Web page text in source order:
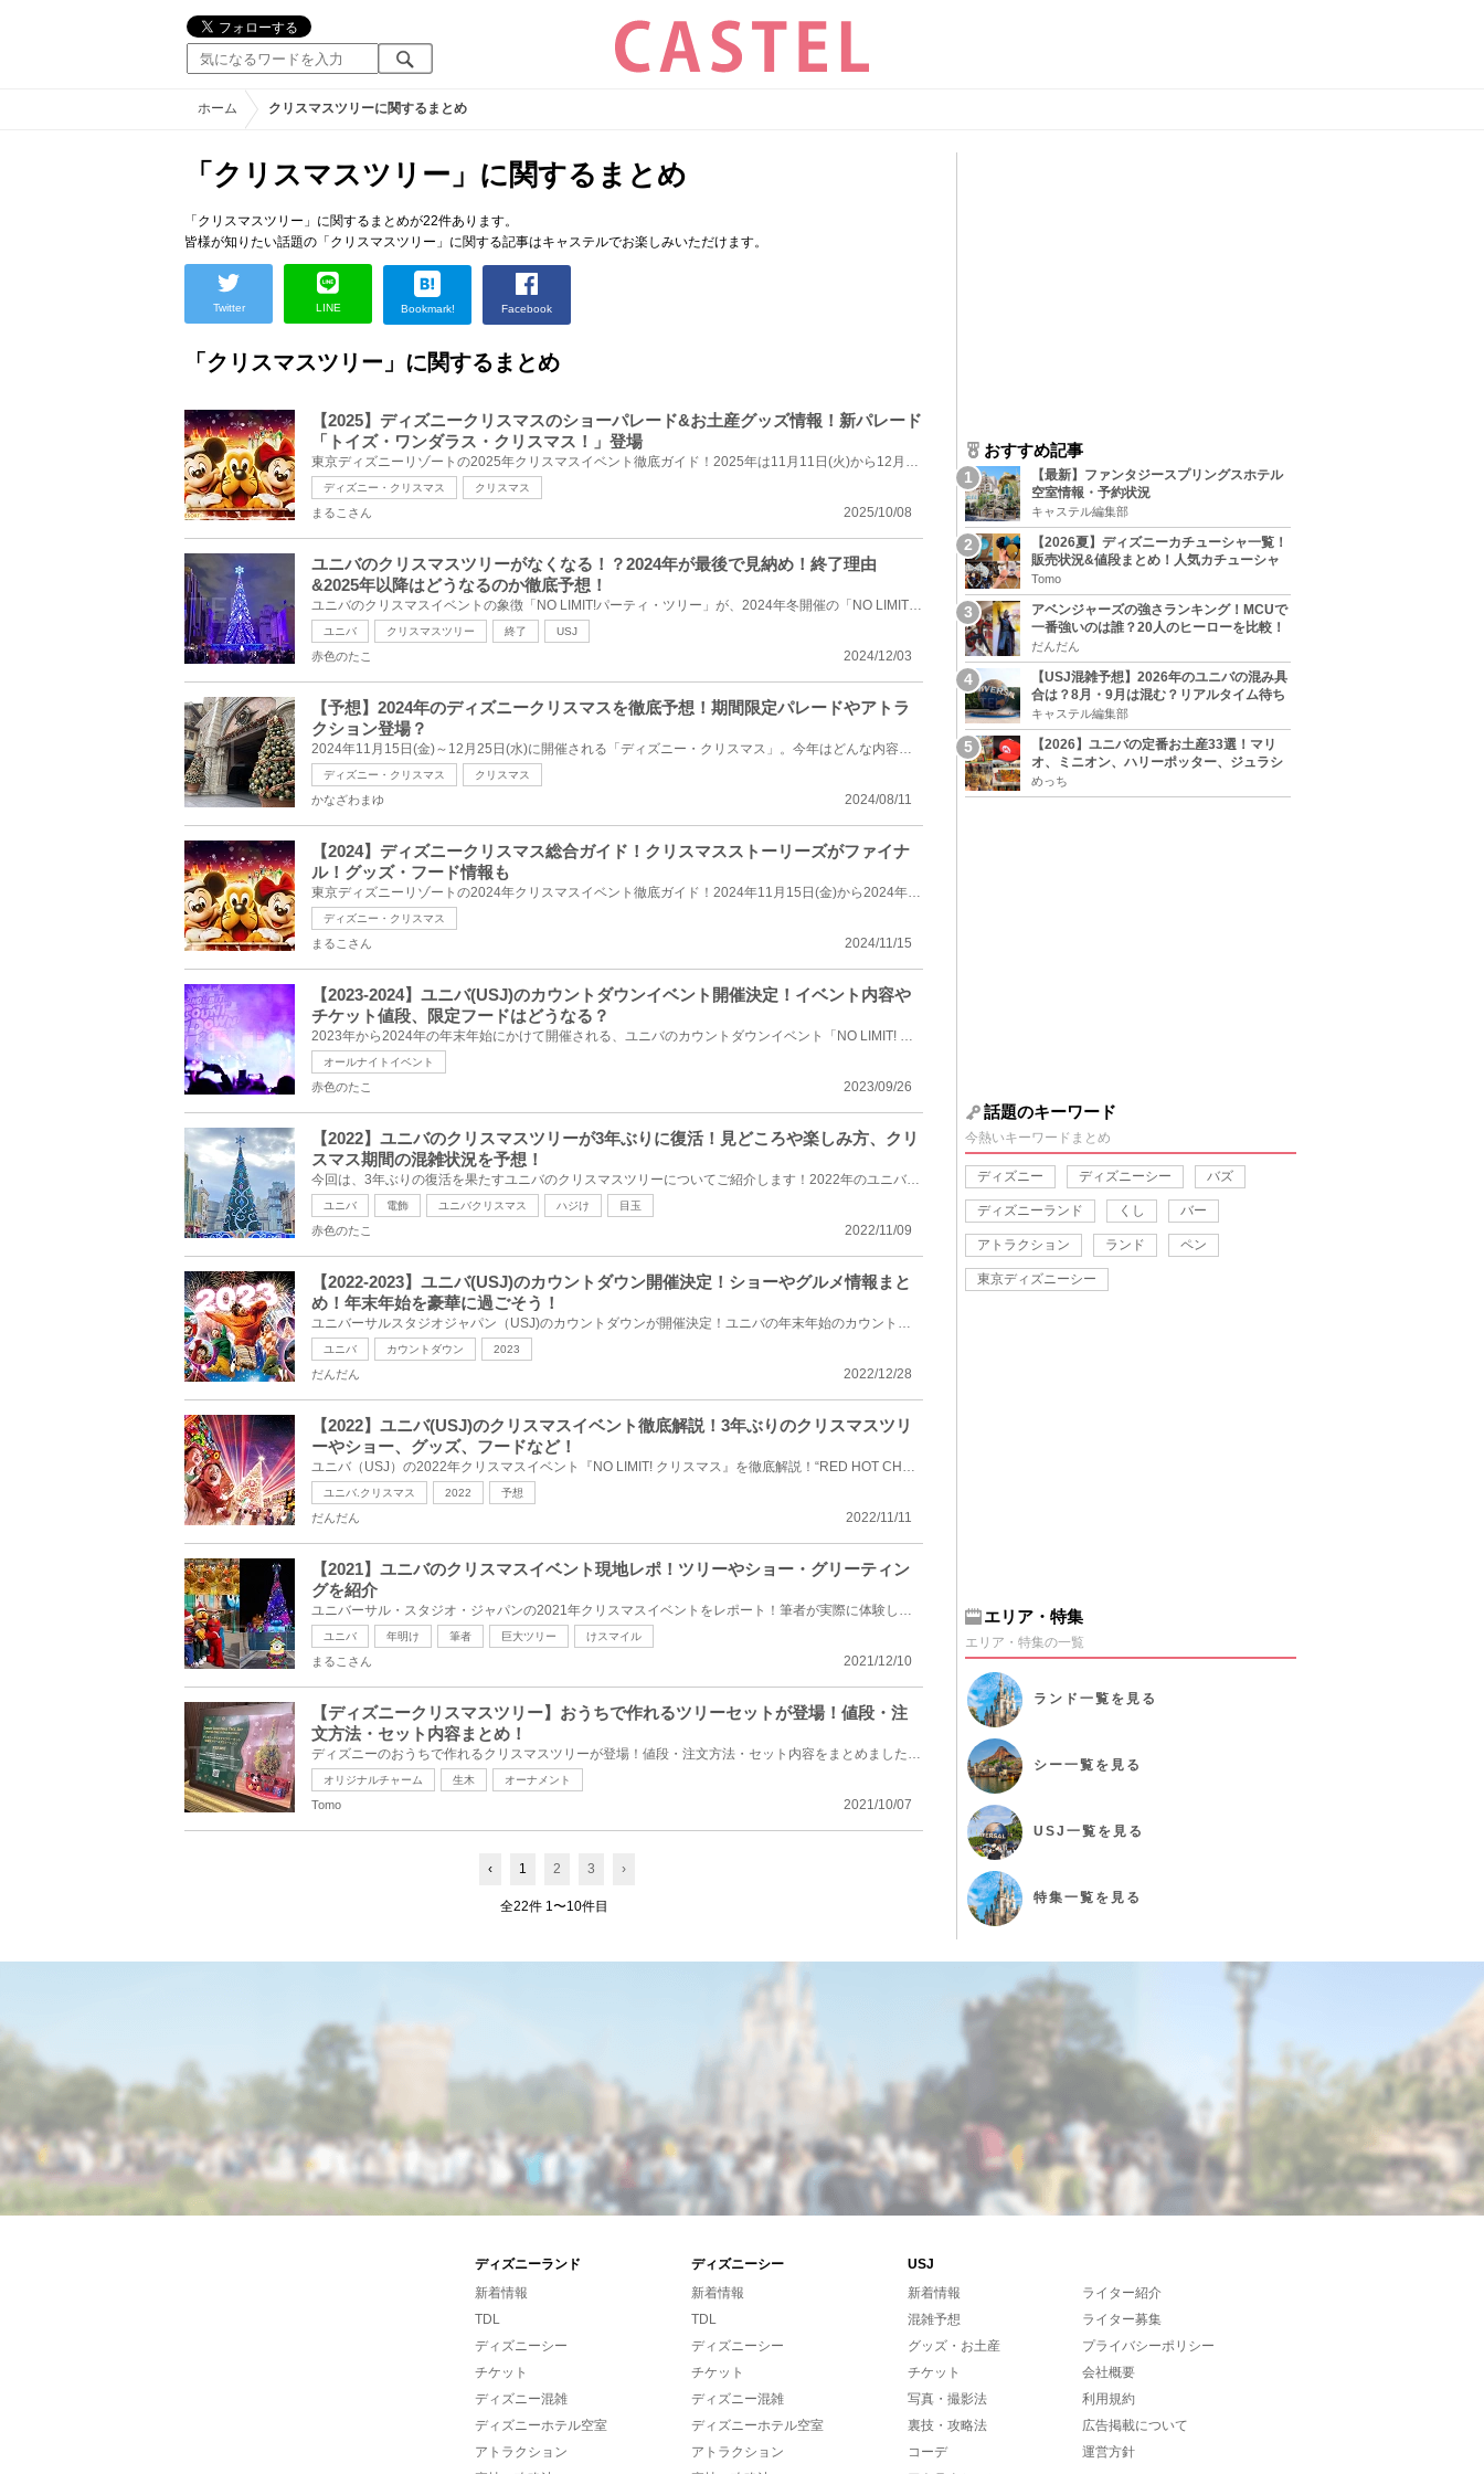
ホーム クリスマスツリーに関するまとめ
「クリスマスツリー」に関するまとめ
「クリスマスツリー」に関するまとめが22件あります。
皆様が知りたい話題の「クリスマスツリー」に関する記事はキャステルでお楽しみいただけます。
Twitter LINE Bookmark! Facebook
「クリスマスツリー」に関するまとめ
【2025】ディズニークリスマスのショーパレード&お土産グッズ情報！新パレード
「トイズ・ワンダラス・クリスマス！」登場
東京ディズニーリゾートの2025年クリスマスイベント徹底ガイド！2025年は11月11日(火)から12月25日(木)...
ディズニー・クリスマス クリスマス
2025/10/08
まるこさん
ユニバのクリスマスツリーがなくなる！？2024年が最後で見納め！終了理由
&2025年以降はどうなるのか徹底予想！
ユニバのクリスマスイベントの象徴「NO LIMIT!パーティ・ツリー」が、2024年冬開催の「NO LIMIT!クリス...
ユニバ クリスマスツリー 終了 USJ
2024/12/03
赤色のたこ
【予想】2024年のディズニークリスマスを徹底予想！期間限定パレードやアトラ
クション登場？
2024年11月15日(金)～12月25日(水)に開催される「ディズニー・クリスマス」。今年はどんな内容で行われ...
ディズニー・クリスマス クリスマス
2024/08/11
かなざわまゆ
【2024】ディズニークリスマス総合ガイド！クリスマスストーリーズがファイナ
ル！グッズ・フード情報も
東京ディズニーリゾートの2024年クリスマスイベント徹底ガイド！2024年11月15日(金)から2024年12月25日(...
ディズニー・クリスマス
2024/11/15
まるこさん
【2023-2024】ユニバ(USJ)のカウントダウンイベント開催決定！イベント内容や
チケット値段、限定フードはどうなる？
2023年から2024年の年末年始にかけて開催される、ユニバのカウントダウンイベント「NO LIMIT! カウント...
オールナイトイベント
2023/09/26
赤色のたこ
【2022】ユニバのクリスマスツリーが3年ぶりに復活！見どころや楽しみ方、クリ
スマス期間の混雑状況を予想！
今回は、3年ぶりの復活を果たすユニバのクリスマスツリーについてご紹介します！2022年のユニバクリスマ...
ユニバ 電飾 ユニバクリスマス ハジけ 目玉
2022/11/09
赤色のたこ
【2022-2023】ユニバ(USJ)のカウントダウン開催決定！ショーやグルメ情報まと
め！年末年始を豪華に過ごそう！
ユニバーサルスタジオジャパン（USJ)のカウントダウンが開催決定！ユニバの年末年始のカウントダウンに...
ユニバ カウントダウン 2023
2022/12/28
だんだん
【2022】ユニバ(USJ)のクリスマスイベント徹底解説！3年ぶりのクリスマスツリ
ーやショー、グッズ、フードなど！
ユニバ（USJ）の2022年クリスマスイベント『NO LIMIT! クリスマス』を徹底解説！“RED HOT CHRISTMAS”を...
ユニバ.クリスマス 2022 予想
2022/11/11
だんだん
【2021】ユニバのクリスマスイベント現地レポ！ツリーやショー・グリーティン
グを紹介
ユニバーサル・スタジオ・ジャパンの2021年クリスマスイベントをレポート！筆者が実際に体験してきたユ...
ユニバ 年明け 筆者 巨大ツリー けスマイル
2021/12/10
まるこさん
【ディズニークリスマスツリー】おうちで作れるツリーセットが登場！値段・注
文方法・セット内容まとめ！
ディズニーのおうちで作れるクリスマスツリーが登場！値段・注文方法・セット内容をまとめました♪2021年...
オリジナルチャーム 生木 オーナメント
2021/10/07
Tomo
‹ 1 2 3 ›
全22件 1〜10件目
おすすめ記事
【最新】ファンタジースプリングスホテル
空室情報・予約状況
キャステル編集部
【2026夏】ディズニーカチューシャ一覧！
販売状況&値段まとめ！人気カチューシャ
をチェック
Tomo
アベンジャーズの強さランキング！MCUで
一番強いのは誰？20人のヒーローを比較！
だんだん
【USJ混雑予想】2026年のユニバの混み具
合は？8月・9月は混む？リアルタイム待ち
時間アプリも
キャステル編集部
【2026】ユニバの定番お土産33選！マリ
オ、ミニオン、ハリーポッター、ジュラシ
ックパーク、セサミ、SINGなどのグッズ情
報
めっち
話題のキーワード
今熱いキーワードまとめ
ディズニー ディズニーシー バズ
ディズニーランド くし バー
アトラクション ランド ペン
東京ディズニーシー
エリア・特集
エリア・特集の一覧
ランド 一覧を見る
シー一覧を見る
USJ 一覧を見る
特集一覧を見る
ディズニーランド ディズニーシー
USJ
新着情報
TDL
ディズニーシー
チケット
ディズニー混雑
ディズニーホテル空室
アトラクション
新着情報
TDL
ディズニーシー
チケット
ディズニー混雑
ディズニーホテル空室
アトラクション
新着情報
混雑予想
グッズ・お土産
チケット
写真・撮影法
裏技・攻略法
コーデ
ライター紹介
ライター募集
プライバシーポリシー
会社概要
利用規約
広告掲載について
運営方針